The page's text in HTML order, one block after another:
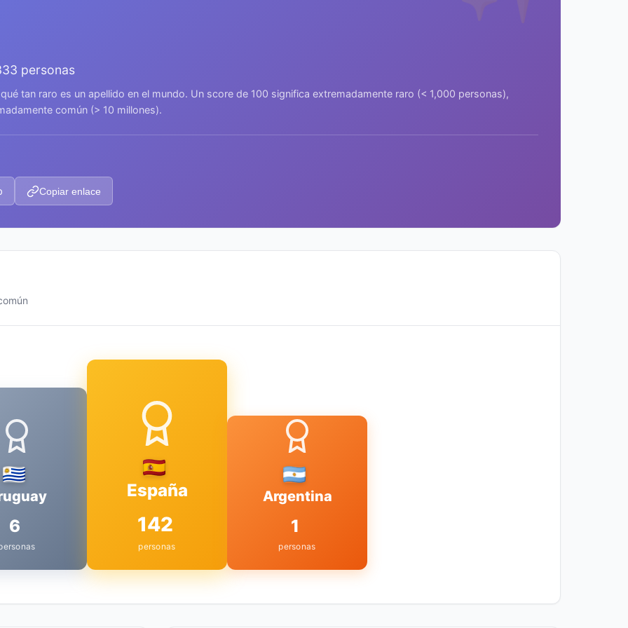
personas
tan raro es un apellido en el mundo. Un score de 100 significa extremadamente raro (< 1,000 personas),
común (> 10 millones).
Copiar enlace
6
España
142
personas
Argentina
1
personas